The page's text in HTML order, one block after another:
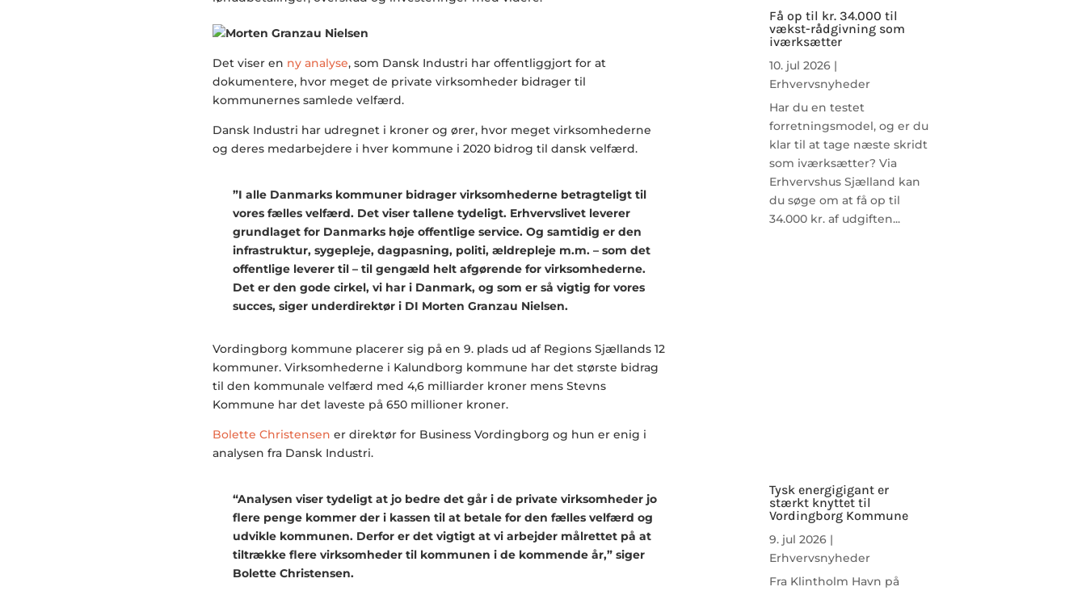
Det viser en ny analyse, som Dansk Industri har offentliggjort for at
dokumentere, hvor meget de private virksomheder bidrager til
kommunernes samlede velfærd.
Dansk Industri har udregnet i kroner og ører, hvor meget virksomhederne
og deres medarbejdere i hver kommune i 2020 bidrog til dansk velfærd.
”I alle Danmarks kommuner bidrager virksomhederne betragteligt til
vores fælles velfærd. Det viser tallene tydeligt. Erhvervslivet leverer
grundlaget for Danmarks høje offentlige service. Og samtidig er den
infrastruktur, sygepleje, dagpasning, politi, ældrepleje m.m. – som det
offentlige leverer til – til gengæld helt afgørende for virksomhederne.
Det er den gode cirkel, vi har i Danmark, og som er så vigtig for vores
succes, siger underdirektør i DI Morten Granzau Nielsen.
Vordingborg kommune placerer sig på en 9. plads ud af Regions Sjællands 12
kommuner. Virksomhederne i Kalundborg kommune har det største bidrag
til den kommunale velfærd med 4,6 milliarder kroner mens Stevns
Kommune har det laveste på 650 millioner kroner.
Bolette Christensen er direktør for Business Vordingborg og hun er enig i
analysen fra Dansk Industri.
“Analysen viser tydeligt at jo bedre det går i de private virksomheder jo
flere penge kommer der i kassen til at betale for den fælles velfærd og
udvikle kommunen. Derfor er det vigtigt at vi arbejder målrettet på at
tiltrække flere virksomheder til kommunen i de kommende år,” siger
Bolette Christensen.
Få op til kr. 34.000 til
vækst-rådgivning som
iværksætter
10. jul 2026|
Erhvervsnyheder
Har du en testet
forretningsmodel, og er du
klar til at tage næste skridt
som iværksætter? Via
Erhvervshus Sjælland kan
du søge om at få op til
34.000 kr. af udgiften...
Tysk energigigant er
stærkt knyttet til
Vordingborg Kommune
9. jul 2026|
Erhvervsnyheder
Fra Klintholm Havn på